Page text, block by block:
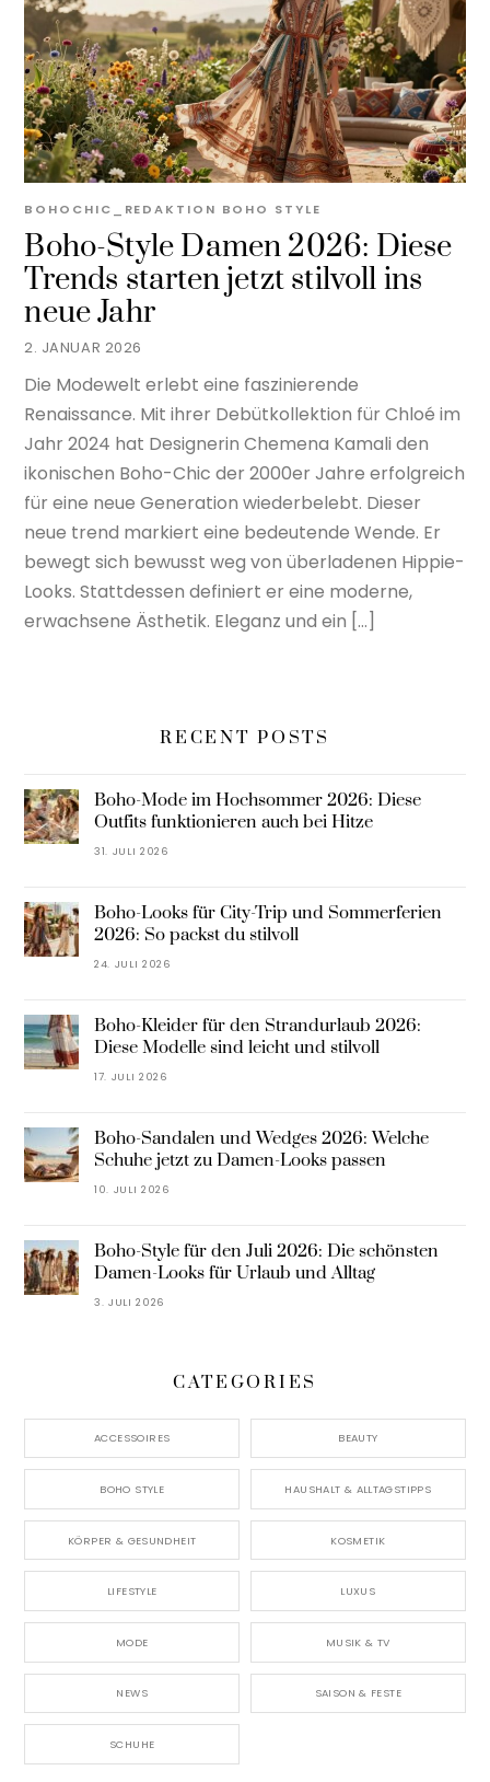
2. JANUAR 2026
Boho-Style Damen 2026: Diese
Trends starten jetzt stilvoll ins
neue Jahr
BOHOCHIC_REDAKTION BOHO STYLE
Die Modewelt erlebt eine faszinierende
Renaissance. Mit ihrer Debütkollektion für Chloé im
Jahr 2024 hat Designerin Chemena Kamali den
ikonischen Boho-Chic der 2000er Jahre erfolgreich
für eine neue Generation wiederbelebt. Dieser
neue trend markiert eine bedeutende Wende. Er
bewegt sich bewusst weg von überladenen Hippie-
Looks. Stattdessen definiert er eine moderne,
erwachsene Ästhetik. Eleganz und ein […]
RECENT POSTS
Boho-Mode im Hochsommer 2026: Diese
Outfits funktionieren auch bei Hitze
31. JULI 2026
Boho-Looks für City-Trip und Sommerferien
2026: So packst du stilvoll
24. JULI 2026
Boho-Kleider für den Strandurlaub 2026:
Diese Modelle sind leicht und stilvoll
17. JULI 2026
Boho-Sandalen und Wedges 2026: Welche
Schuhe jetzt zu Damen-Looks passen
10. JULI 2026
Boho-Style für den Juli 2026: Die schönsten
Damen-Looks für Urlaub und Alltag
3. JULI 2026
CATEGORIES
ACCESSOIRES BEAUTY
BOHO STYLE HAUSHALT & ALLTAGSTIPPS
KÖRPER & GESUNDHEIT KOSMETIK
LIFESTYLE LUXUS
MODE MUSIK & TV
NEWS SAISON & FESTE
SCHUHE